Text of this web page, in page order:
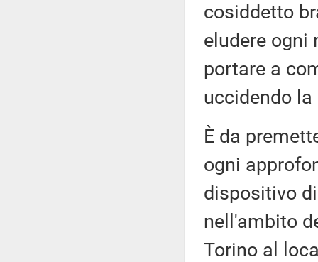
cosiddetto
eludere ogni
portare a
uccidendo
È da
ogni
dispositivo
nell'ambito
Torino al